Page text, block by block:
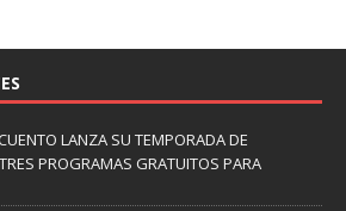
LANZA SU TEMPORADA DE
PROGRAMAS GRATUITOS PARA